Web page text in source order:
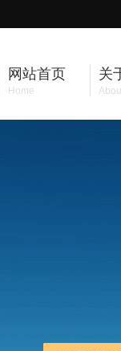
网站首页
Home
关